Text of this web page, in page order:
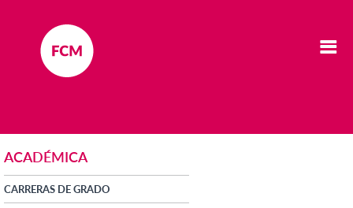
ACADÉMICA
CARRERAS DE GRADO